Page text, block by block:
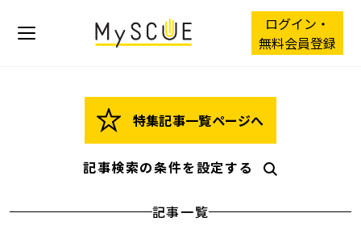
ログイン・
無料会員登録
特集記事一覧ページへ
記事検索の条件を設定する
記事一覧